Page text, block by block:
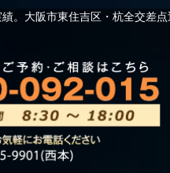
。大阪市東住吉区・杭全交差